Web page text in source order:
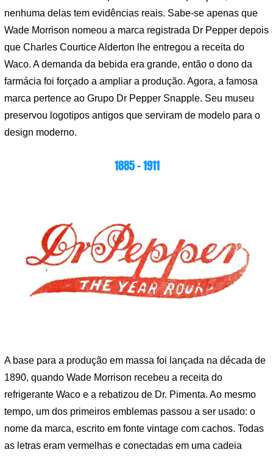
nenhuma delas tem evidências reais. Sabe-se apenas que
Wade Morrison nomeou a marca registrada Dr Pepper depois
que Charles Courtice Alderton lhe entregou a receita do
Waco. A demanda da bebida era grande, então o dono da
farmácia foi forçado a ampliar a produção. Agora, a famosa
marca pertence ao Grupo Dr Pepper Snapple. Seu museu
preservou logotipos antigos que serviram de modelo para o
design moderno.
1885 – 1911
A base para a produção em massa foi lançada na década de
1890, quando Wade Morrison recebeu a receita do
refrigerante Waco e a rebatizou de Dr. Pimenta. Ao mesmo
tempo, um dos primeiros emblemas passou a ser usado: o
nome da marca, escrito em fonte vintage com cachos. Todas
as letras eram vermelhas e conectadas em uma cadeia